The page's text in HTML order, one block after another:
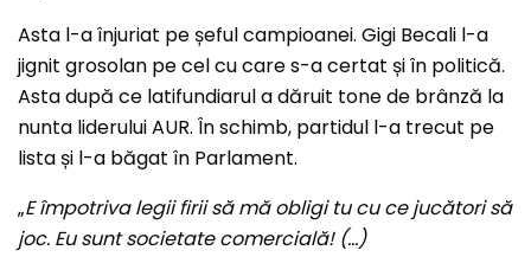
Asta l-a înjuriat pe șeful campioanei. Gigi Becali l-a
jignit grosolan pe cel cu care s-a certat și în politică.
Asta după ce latifundiarul a dăruit tone de brânză la
nunta liderului AUR. În schimb, partidul l-a trecut pe
lista și l-a băgat în Parlament.
„E împotriva legii firii să mă obligi tu cu ce jucători să
joc. Eu sunt societate comercială! (…)